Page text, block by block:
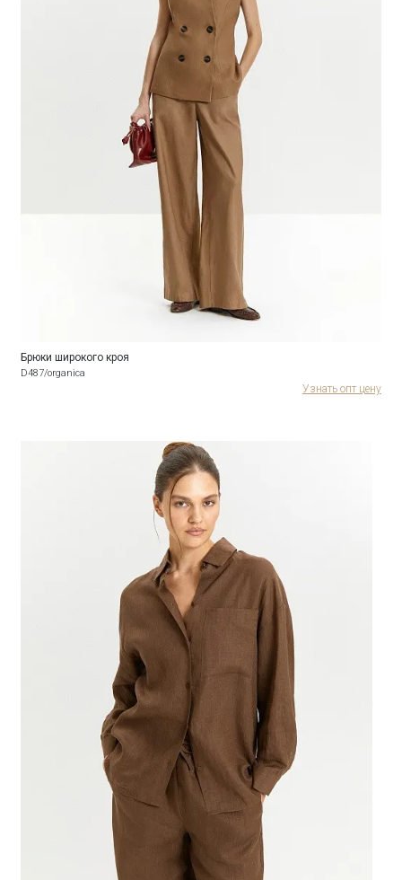
Брюки широкого кроя
D487/organica
Узнать опт цену